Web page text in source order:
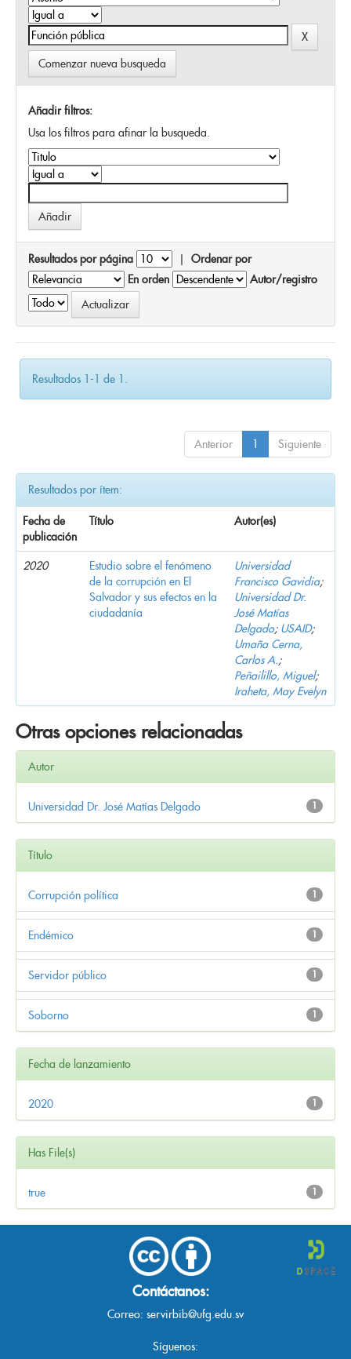
Comenzar nueva busqueda
Añadir filtros:
Usa los filtros para afinar la busqueda.
Resultados por página | Ordenar por
En orden
Autor/registro
Resultados 1-1 de 1.
Anterior 1 Siguiente
Resultados por ítem:
Fecha de
publicación
Título Autor(es)
2020
Estudio sobre el fenómeno
de la corrupción en El
Salvador y sus efectos en la
ciudadanía
Universidad
Francisco Gavidia;
Universidad Dr.
José Matías
Delgado; USAID;
Umaña Cerna,
Carlos A.;
Peñailillo, Miguel;
Iraheta, May Evelyn
Otras opciones relacionadas
Autor
1
Universidad Dr. José Matías Delgado
Título
1
Corrupción política
1
Endémico
1
Servidor público
1
Soborno
Fecha de lanzamiento
1
2020
Has File(s)
1
true
Contáctanos:
Correo: servirbib@ufg.edu.sv
Síguenos: